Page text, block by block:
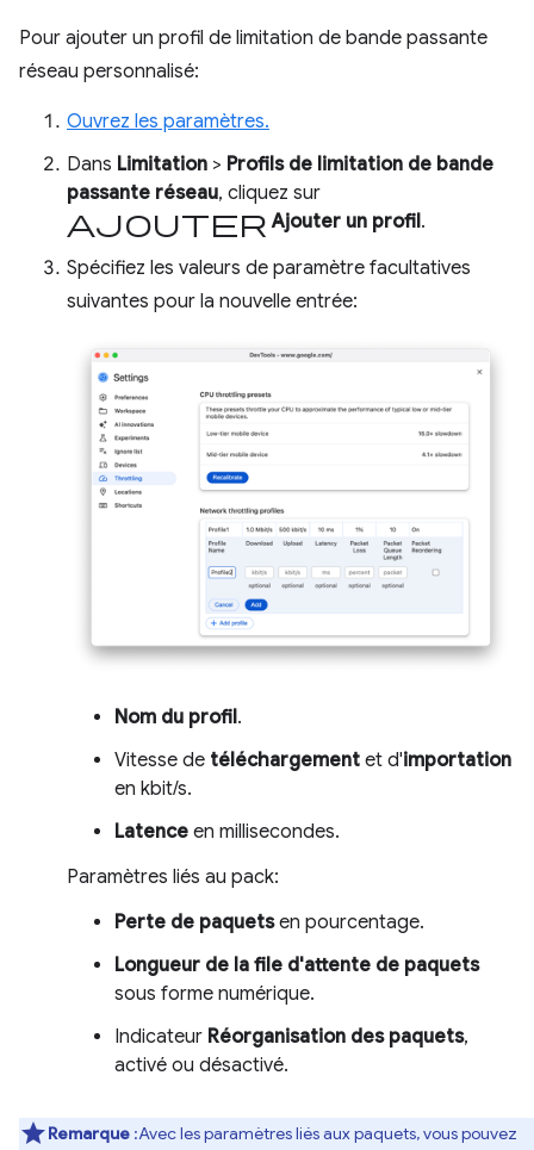
Pour ajouter un profil de limitation de bande passante
réseau personnalisé:
Ouvrez les paramètres.
Dans Limitation > Profils de limitation de bande
passante réseau, cliquez sur
Ajouter Ajouter un profil.
Spécifiez les valeurs de paramètre facultatives
suivantes pour la nouvelle entrée:
Nom du profil.
Vitesse de téléchargement et d'importation
en kbit/s.
Latence en millisecondes.
Paramètres liés au pack:
Perte de paquetsen pourcentage.
Longueur de la file d'attente de paquets
sous forme numérique.
Indicateur Réorganisation des paquets,
activé ou désactivé.
Remarque :Avec les paramètres liés aux paquets, vous pouvez